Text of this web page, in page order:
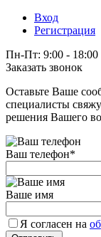
Вход
Регистрация
Пн-Пт: 9:00 - 18:00
Заказать звонок
Оставьте Ваше
специалисты
решения Вашего
Ваш телефон*
Ваше имя
Я согласен на